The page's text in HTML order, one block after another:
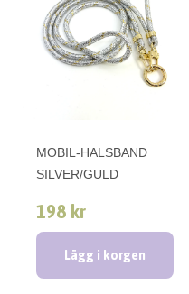
MOBIL-HALSBAND
SILVER/GULD
198 kr
Lägg i korgen